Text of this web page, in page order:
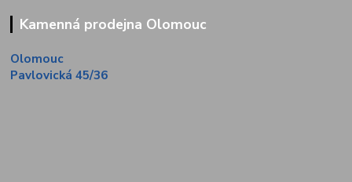
Kamenná prodejna Olomouc
Olomouc
Pavlovická 45/36